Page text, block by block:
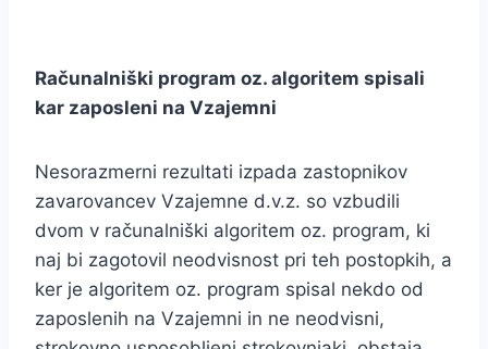
Računalniški program oz. algoritem spisali
kar zaposleni na Vzajemni
Nesorazmerni rezultati izpada zastopnikov
zavarovancev Vzajemne d.v.z. so vzbudili
dvom v računalniški algoritem oz. program, ki
naj bi zagotovil neodvisnost pri teh postopkih, a
ker je algoritem oz. program spisal nekdo od
zaposlenih na Vzajemni in ne neodvisni,